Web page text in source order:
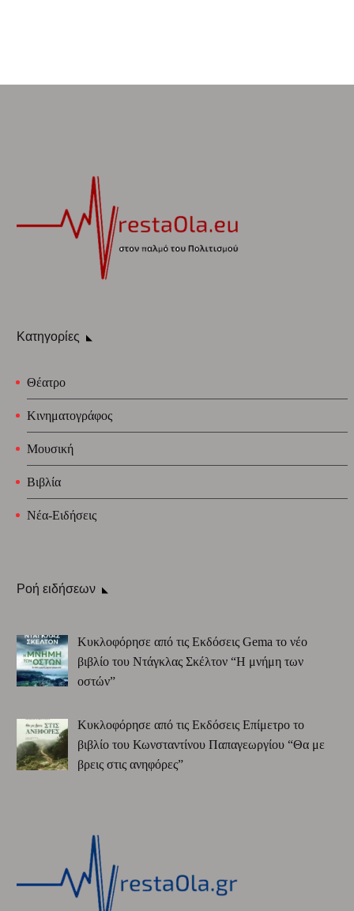
Κατηγορίες
Θέατρο
Κινηματογράφος
Μουσική
Βιβλία
Νέα-Ειδήσεις
Ροή ειδήσεων
Κυκλοφόρησε από τις Εκδόσεις Gema το νέο
βιβλίο του Ντάγκλας Σκέλτον “Η μνήμη των
οστών”
Κυκλοφόρησε από τις Εκδόσεις Επίμετρο το
βιβλίο του Κωνσταντίνου Παπαγεωργίου “Θα με
βρεις στις ανηφόρες”